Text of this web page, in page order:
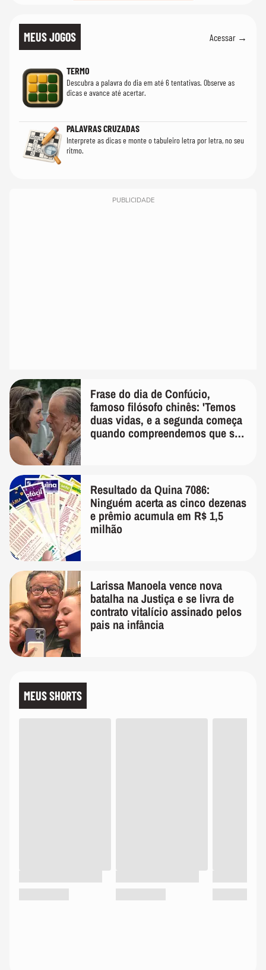
MEUS JOGOS Acessar →
TERMO
Descubra a palavra do dia em até 6 tentativas. Observe as
dicas e avance até acertar.
PALAVRAS CRUZADAS
Interprete as dicas e monte o tabuleiro letra por letra, no seu
ritmo.
PUBLICIDADE
Frase do dia de Confúcio,
famoso filósofo chinês: 'Temos
duas vidas, e a segunda começa
quando compreendemos que só
Resultado da Quina 7086:
Ninguém acerta as cinco dezenas
e prêmio acumula em R$ 1,5
milhão
Larissa Manoela vence nova
batalha na Justiça e se livra de
contrato vitalício assinado pelos
pais na infância
MEUS SHORTS